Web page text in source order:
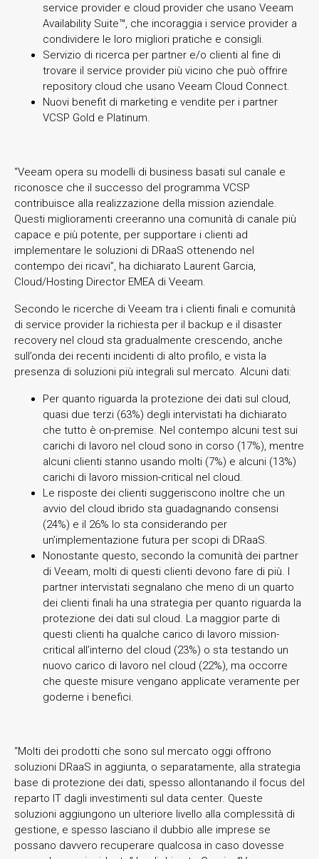
service provider e cloud provider che usano Veeam
Availability Suite™, che incoraggia i service provider a
condividere le loro migliori pratiche e consigli.
Servizio di ricerca per partner e/o clienti al fine di
trovare il service provider più vicino che può offrire
repository cloud che usano Veeam Cloud Connect.
Nuovi benefit di marketing e vendite per i partner
VCSP Gold e Platinum.
“Veeam opera su modelli di business basati sul canale e
riconosce che il successo del programma VCSP
contribuisce alla realizzazione della mission aziendale.
Questi miglioramenti creeranno una comunità di canale più
capace e più potente, per supportare i clienti ad
implementare le soluzioni di DRaaS ottenendo nel
contempo dei ricavi”, ha dichiarato Laurent Garcia,
Cloud/Hosting Director EMEA di Veeam.
Secondo le ricerche di Veeam tra i clienti finali e comunità
di service provider la richiesta per il backup e il disaster
recovery nel cloud sta gradualmente crescendo, anche
sull’onda dei recenti incidenti di alto profilo, e vista la
presenza di soluzioni più integrali sul mercato. Alcuni dati:
Per quanto riguarda la protezione dei dati sul cloud,
quasi due terzi (63%) degli intervistati ha dichiarato
che tutto è on-premise. Nel contempo alcuni test sui
carichi di lavoro nel cloud sono in corso (17%), mentre
alcuni clienti stanno usando molti (7%) e alcuni (13%)
carichi di lavoro mission-critical nel cloud.
Le risposte dei clienti suggeriscono inoltre che un
avvio del cloud ibrido sta guadagnando consensi
(24%) e il 26% lo sta considerando per
un’implementazione futura per scopi di DRaaS.
Nonostante questo, secondo la comunità dei partner
di Veeam, molti di questi clienti devono fare di più. I
partner intervistati segnalano che meno di un quarto
dei clienti finali ha una strategia per quanto riguarda la
protezione dei dati sul cloud. La maggior parte di
questi clienti ha qualche carico di lavoro mission-
critical all’interno del cloud (23%) o sta testando un
nuovo carico di lavoro nel cloud (22%), ma occorre
che queste misure vengano applicate veramente per
goderne i benefici.
“Molti dei prodotti che sono sul mercato oggi offrono
soluzioni DRaaS in aggiunta, o separatamente, alla strategia
base di protezione dei dati, spesso allontanando il focus del
reparto IT dagli investimenti sul data center. Queste
soluzioni aggiungono un ulteriore livello alla complessità di
gestione, e spesso lasciano il dubbio alle imprese se
possano davvero recuperare qualcosa in caso dovesse